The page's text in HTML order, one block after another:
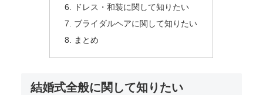
ドレス・和装に関して知りたい
ブライダルヘアに関して知りたい
まとめ
結婚式全般に関して知りたい